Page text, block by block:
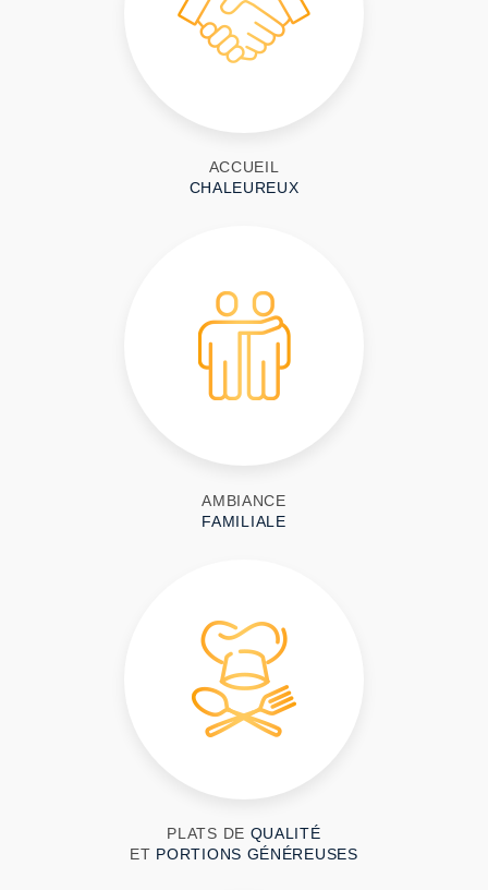
ACCUEIL
CHALEUREUX
AMBIANCE
FAMILIALE
PLATS DE QUALITÉ
ET PORTIONS GÉNÉREUSES